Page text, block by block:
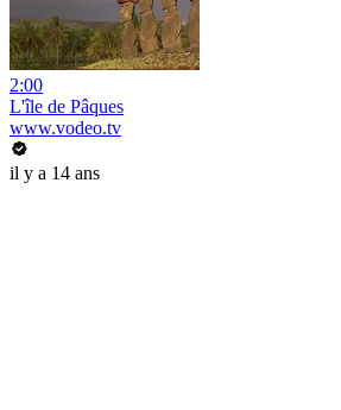
2:00
L'île de Pâques
www.vodeo.tv
il y a 14 ans